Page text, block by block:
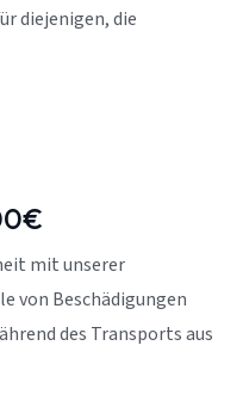
diejenigen, die
mit unserer
von Beschädigungen
des Transports aus